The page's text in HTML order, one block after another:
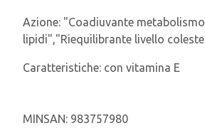
Azione: "Coadiuvante metabolismo
lipidi","Riequilibrante livello
Caratteristiche: con vitamina E
MINSAN: 983757980